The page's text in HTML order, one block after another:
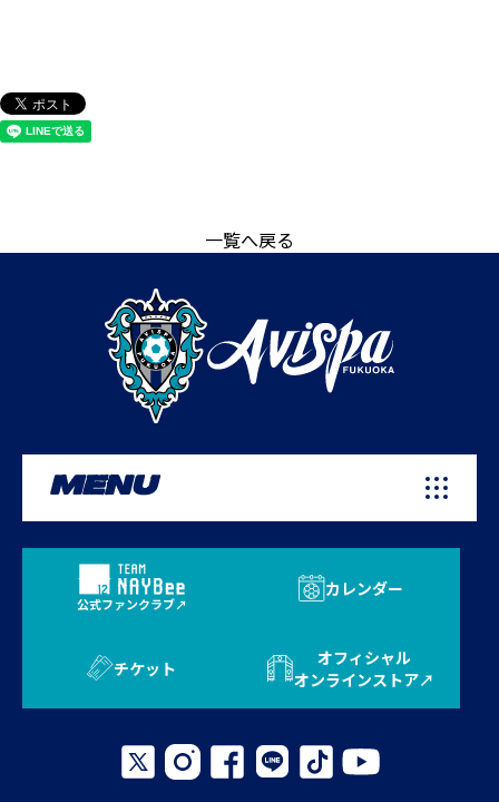
一覧へ戻る
MENU
公式ファンクラブ
カレンダー
チケット
オフィシャル
オンラインストア